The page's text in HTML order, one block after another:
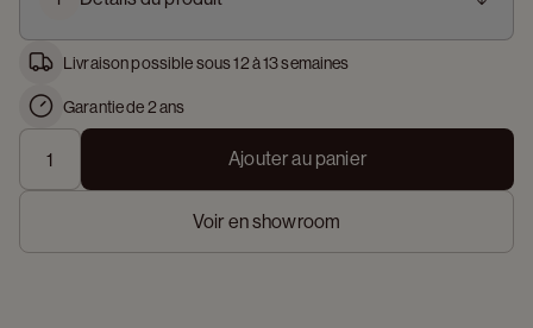
Livraison possible sous 12 à 13 semaines
Garantie de 2 ans
Ajouter au panier
Voir en showroom